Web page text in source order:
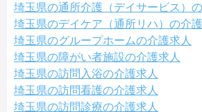
埼玉県の通所介護（デイサービス）
埼玉県のデイケア（通所リハ）の介
埼玉県のグループホームの介護求人
埼玉県の障がい者施設の介護求人
埼玉県の訪問入浴の介護求人
埼玉県の訪問看護の介護求人
埼玉県の訪問診療の介護求人